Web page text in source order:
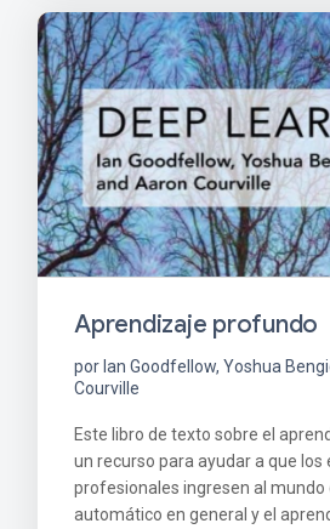
Aprendizaje profundo
por Ian Goodfellow, Yoshua
Courville
Este libro de texto sobre el
un recurso para ayudar a que los
profesionales ingresen al mundo
automático en general y el